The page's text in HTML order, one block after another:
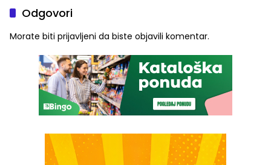
Odgovori
Morate biti prijavljeni da biste objavili komentar.